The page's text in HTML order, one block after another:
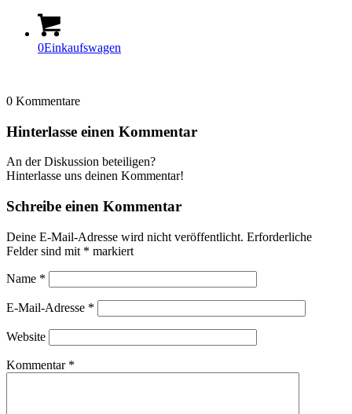
0Einkaufswagen
0 Kommentare
Hinterlasse einen Kommentar
An der Diskussion beteiligen?
Hinterlasse uns deinen Kommentar!
Schreibe einen Kommentar
Deine E-Mail-Adresse wird nicht veröffentlicht. Erforderliche
Felder sind mit * markiert
Name *
E-Mail-Adresse *
Website
Kommentar *